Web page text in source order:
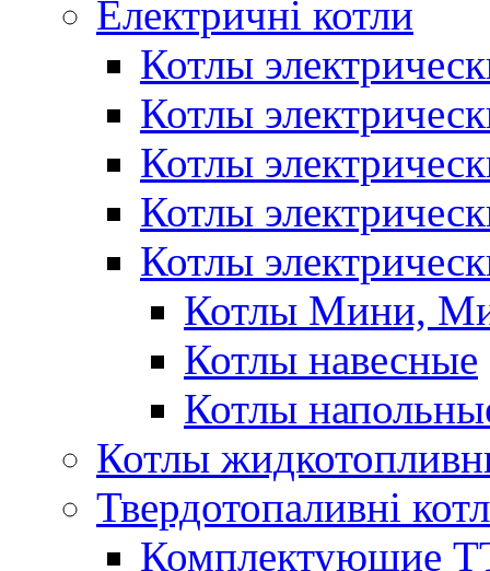
Електричні котли
Котлы
Котлы
Котлы
Котлы
Котлы
Котлы Мини,
Котлы навесные
Котлы
Котлы
Твердотопаливні
Комплектующие